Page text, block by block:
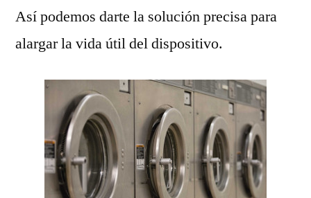
Así podemos darte la solución precisa para
alargar la vida útil del dispositivo.